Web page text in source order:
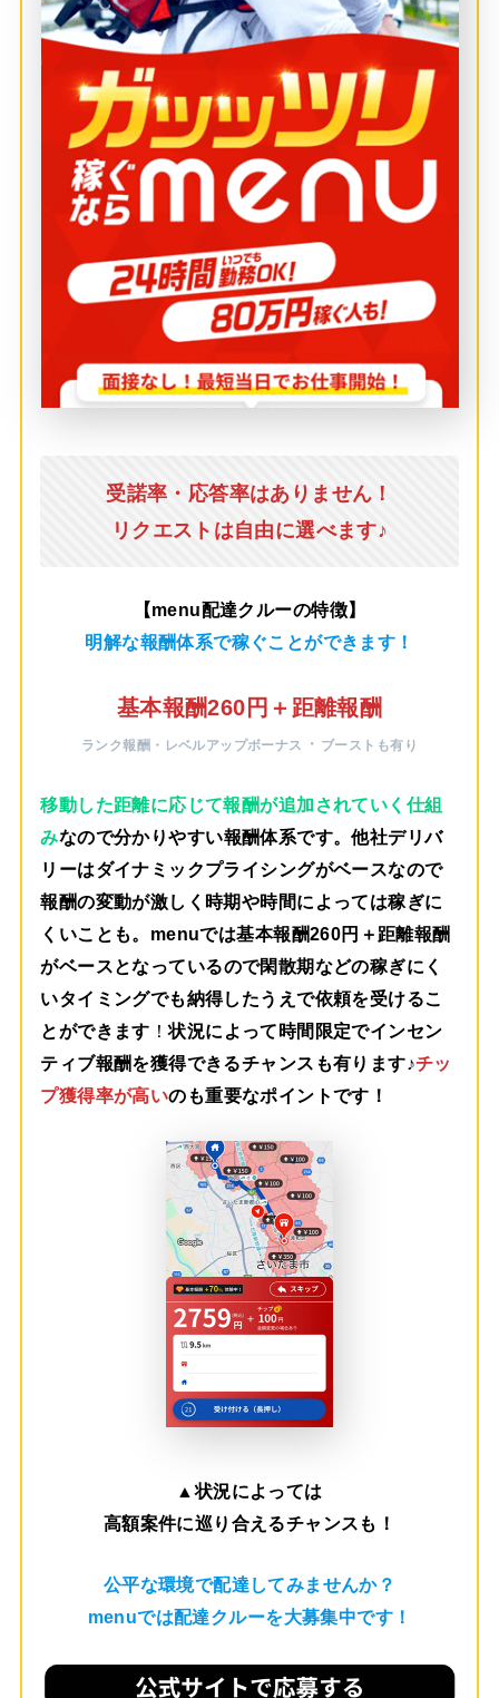
受諾率・応答率はありません！
リクエストは自由に選べます♪
【menu配達クルーの特徴】
明解な報酬体系で稼ぐことができます！
基本報酬260円＋距離報酬
ランク報酬・レベルアップボーナス ・ ブーストも有り
移動した距離に応じて報酬が追加されていく仕組
みなので分かりやすい報酬体系です。他社デリバ
リーはダイナミックプライシングがベースなので
報酬の変動が激しく時期や時間によっては稼ぎに
くいことも。menuでは基本報酬260円＋距離報酬
がベースとなっているので閑散期などの稼ぎにく
いタイミングでも納得したうえで依頼を受けるこ
とができます ！状況によって時間限定でインセン
ティブ報酬を獲得できるチャンスも有ります♪チッ
プ獲得率が高いのも重要なポイントです！
▲状況によっては
高額案件に巡り合えるチャンスも！
公平な環境で配達してみませんか？
menuでは配達クルーを大募集中です！